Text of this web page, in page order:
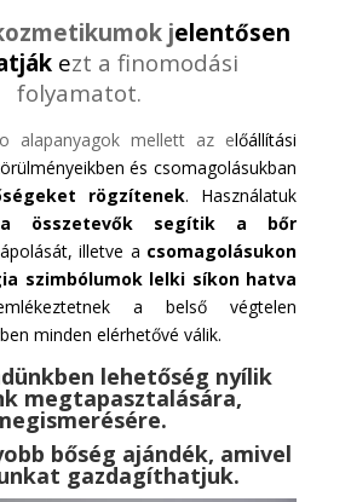
jelentősen
ezt a finomodási
folyamatot.
alapanyagok mellett az előállítási
és csomagolásukban
rögzítenek. Használatuk
összetevők segítik a bőr
illetve a csomagolásukon
szimbólumok lelki síkon hatva
a belső végtelen
minden elérhetővé válik.
lehetőség nyílik
megtapasztalására,
bőség ajándék, amivel
gazdagíthatjuk.